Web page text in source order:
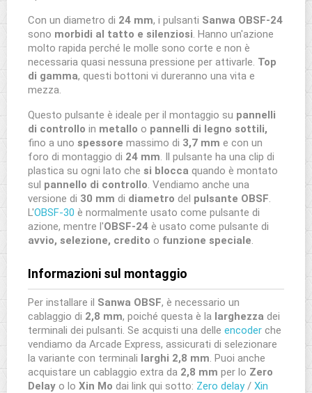
Con un diametro di 24 mm, i pulsanti Sanwa OBSF-24
sono morbidi al tatto e silenziosi. Hanno un'azione
molto rapida perché le molle sono corte e non è
necessaria quasi nessuna pressione per attivarle. Top
di gamma, questi bottoni vi dureranno una vita e
mezza.
Questo pulsante è ideale per il montaggio su pannelli
di controllo in metallo o pannelli di legno sottili,
fino a uno spessore massimo di 3,7 mm e con un
foro di montaggio di 24 mm. Il pulsante ha una clip di
plastica su ogni lato che si blocca quando è montato
sul pannello di controllo. Vendiamo anche una
versione di 30 mm di diametro del pulsante OBSF.
L'OBSF-30 è normalmente usato come pulsante di
azione, mentre l'OBSF-24 è usato come pulsante di
avvio, selezione, credito o funzione speciale.
Informazioni sul montaggio
Per installare il Sanwa OBSF, è necessario un
cablaggio di 2,8 mm, poiché questa è la larghezza dei
terminali dei pulsanti. Se acquisti una delle encoder che
vendiamo da Arcade Express, assicurati di selezionare
la variante con terminali larghi 2,8 mm. Puoi anche
acquistare un cablaggio extra da 2,8 mm per lo Zero
Delay o lo Xin Mo dai link qui sotto: Zero delay/ Xin